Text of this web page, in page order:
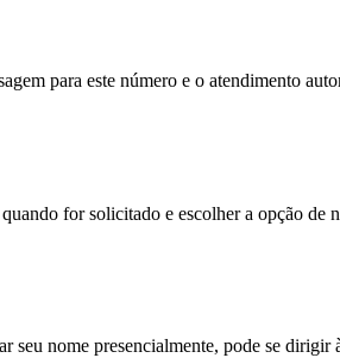
para este número e o atendimento
for solicitado e escolher a opção de
seu nome presencialmente, pode se